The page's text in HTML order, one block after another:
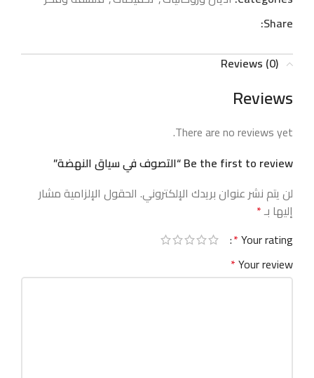
Share:
Reviews (0)
Reviews
There are no reviews yet.
Be the first to review “التصوف في سياق النهضة”
لن يتم نشر عنوان بريدك الإلكتروني. الحقول الإلزامية مشار
إليها بـ*
Your rating
*
Your review
*